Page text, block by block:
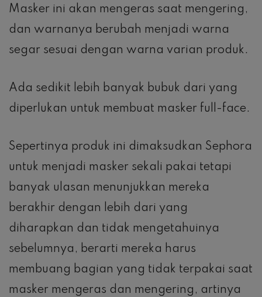
Masker ini akan mengeras saat mengering,
dan warnanya berubah menjadi warna
segar sesuai dengan warna varian produk.
Ada sedikit lebih banyak bubuk dari yang
diperlukan untuk membuat masker full-face.
Sepertinya produk ini dimaksudkan Sephora
untuk menjadi masker sekali pakai tetapi
banyak ulasan menunjukkan mereka
berakhir dengan lebih dari yang
diharapkan dan tidak mengetahuinya
sebelumnya, berarti mereka harus
membuang bagian yang tidak terpakai saat
masker mengeras dan mengering, artinya